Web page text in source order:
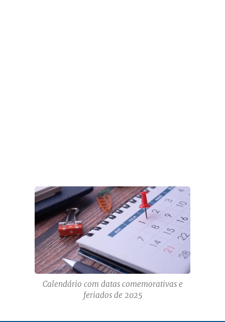
Calendário com datas comemorativas e
feriados de 2025